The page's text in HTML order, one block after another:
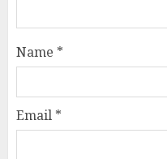
Name *
Email *